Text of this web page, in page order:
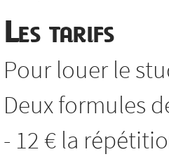
Les tarifs
Pour louer le
Deux formules
- 12 € la